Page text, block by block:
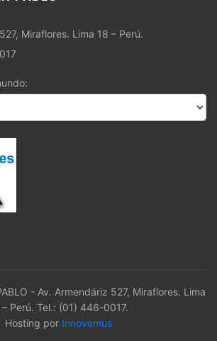
Miraflores. Lima 18 – Perú.
- Av. Armendáriz 527, Miraflores. Lima
– Perú. Tel.: (01) 446-0017.
Hosting por Innovemus